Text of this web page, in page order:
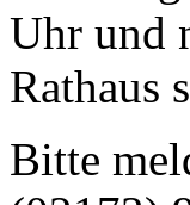
Uhr und
Rathaus
Bitte